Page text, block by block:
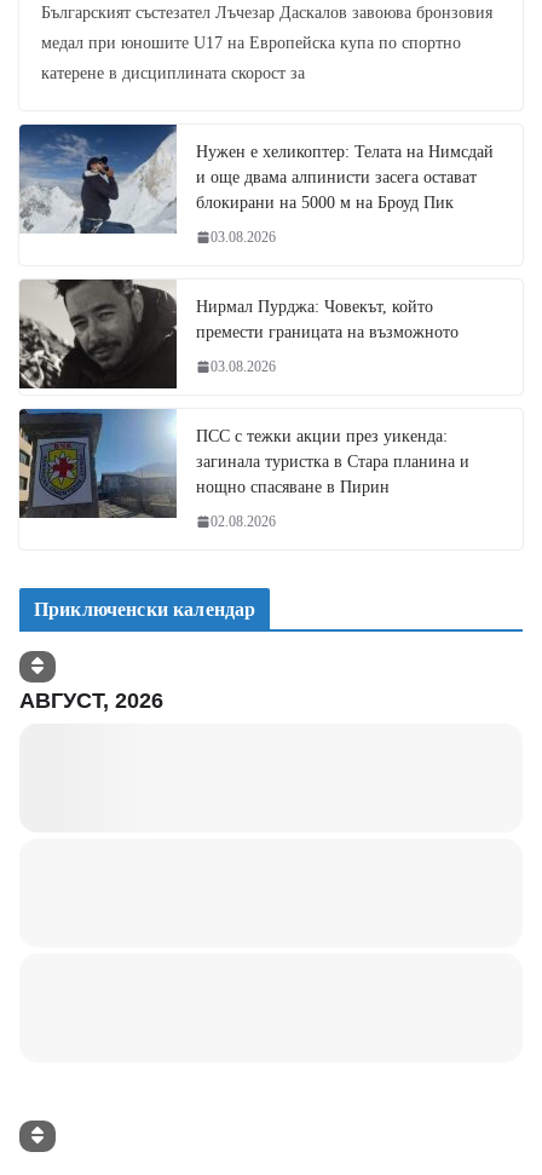
Българският състезател Лъчезар Даскалов завоюва бронзовия
медал при юношите U17 на Европейска купа по спортно
катерене в дисциплината скорост за
Нужен е хеликоптер: Телата на Нимсдай
и още двама алпинисти засега остават
блокирани на 5000 м на Броуд Пик
03.08.2026
Нирмал Пурджа: Човекът, който
премести границата на възможното
03.08.2026
ПСС с тежки акции през уикенда:
загинала туристка в Стара планина и
нощно спасяване в Пирин
02.08.2026
Приключенски календар
АВГУСТ, 2026